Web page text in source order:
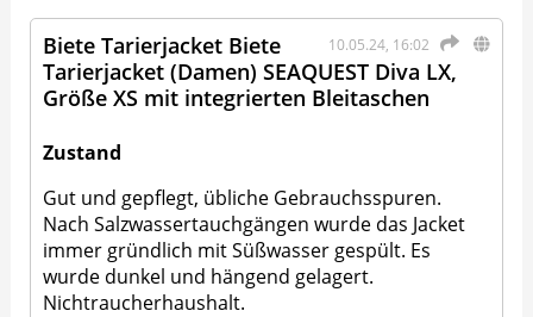
10.05.24, 16:02
Biete Tarierjacket Biete
Tarierjacket (Damen) SEAQUEST Diva LX,
Größe XS mit integrierten Bleitaschen
Zustand
Gut und gepflegt, übliche Gebrauchsspuren.
Nach Salzwassertauchgängen wurde das Jacket
immer gründlich mit Süßwasser gespült. Es
wurde dunkel und hängend gelagert.
Nichtraucherhaushalt.